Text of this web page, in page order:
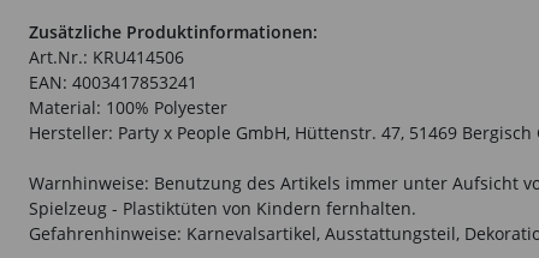
Zusätzliche Produktinformationen:
Art.Nr.: KRU414506
EAN: 4003417853241
Material: 100% Polyester
Hersteller: Party x People GmbH, Hüttenstr. 47, 51469
Warnhinweise: Benutzung des Artikels immer unter Aufsicht
Spielzeug - Plastiktüten von Kindern fernhalten.
Gefahrenhinweise: Karnevalsartikel, Ausstattungsteil,